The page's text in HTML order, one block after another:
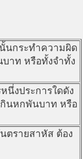
นกระทำความผิด
าท หรือทั้งจำทั้ง
งประการใดดัง
นหกพันบาท หรือ
ตรายสาหัส ต้อง